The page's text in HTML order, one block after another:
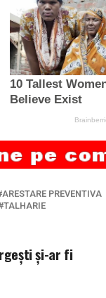
ARESTARE PREVENTIVA
TALHARIE
și-ar fi